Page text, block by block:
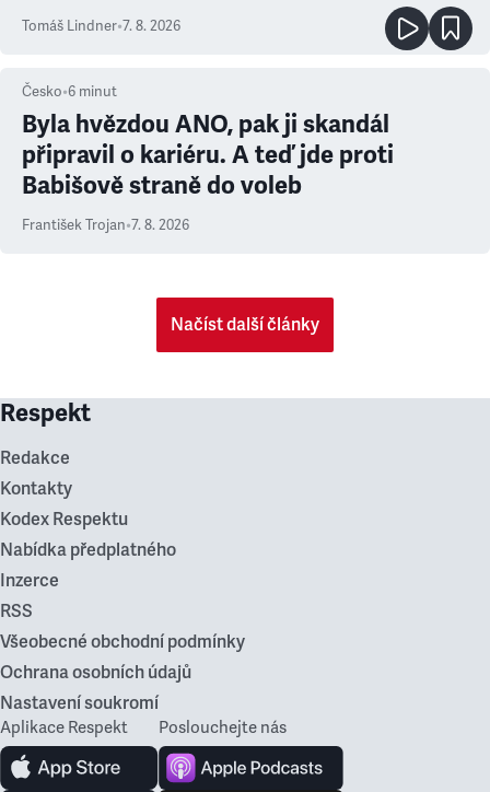
prioritu
Tomáš Lindner•7. 8. 2026
Česko•6 minut
Byla hvězdou ANO, pak ji skandál
připravil o kariéru. A teď jde proti
Babišově straně do voleb
František Trojan•7. 8. 2026
Načíst další články
Respekt
Redakce
Kontakty
Kodex Respektu
Nabídka předplatného
Inzerce
RSS
Všeobecné obchodní podmínky
Ochrana osobních údajů
Nastavení soukromí
Aplikace Respekt Poslouchejte nás